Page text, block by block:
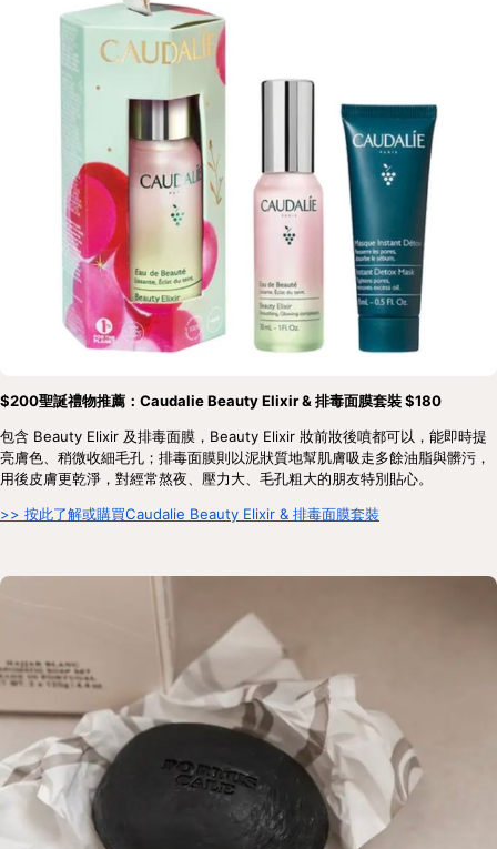
$200聖誕禮物推薦：Caudalie Beauty Elixir & 排毒面膜套裝 $180
包含 Beauty Elixir 及排毒面膜，Beauty Elixir 妝前妝後噴都可以，能即時提
亮膚色、稍微收細毛孔；排毒面膜則以泥狀質地幫肌膚吸走多餘油脂與髒污，
用後皮膚更乾淨，對經常熬夜、壓力大、毛孔粗大的朋友特別貼心。
>> 按此了解或購買Caudalie Beauty Elixir & 排毒面膜套裝